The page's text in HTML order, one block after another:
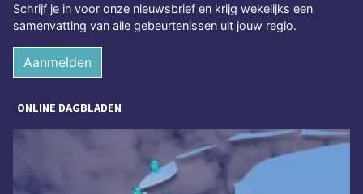
Schrijf je in voor onze nieuwsbrief en krijg wekelijks een
samenvatting van alle gebeurtenissen uit jouw regio.
Aanmelden
ONLINE DAGBLADEN